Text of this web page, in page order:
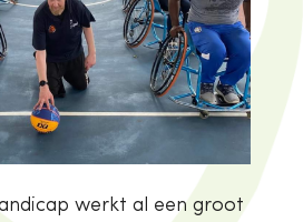
werkt al een groot